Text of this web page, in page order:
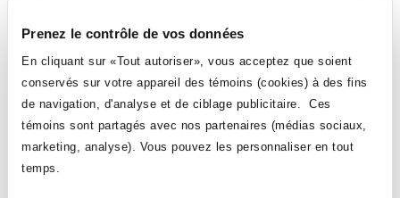
Prenez le contrôle de vos données
En cliquant sur «Tout autoriser», vous acceptez que soient
conservés sur votre appareil des témoins (cookies) à des fins
de navigation, d'analyse et de ciblage publicitaire. Ces
témoins sont partagés avec nos partenaires (médias sociaux,
marketing, analyse). Vous pouvez les personnaliser en tout
temps.